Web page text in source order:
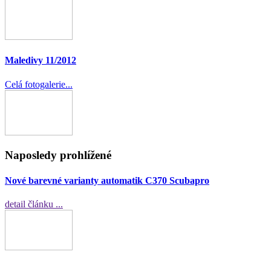
Maledivy 11/2012
Celá fotogalerie...
Naposledy prohlížené
Nové barevné varianty automatik C370 Scubapro
detail článku ...